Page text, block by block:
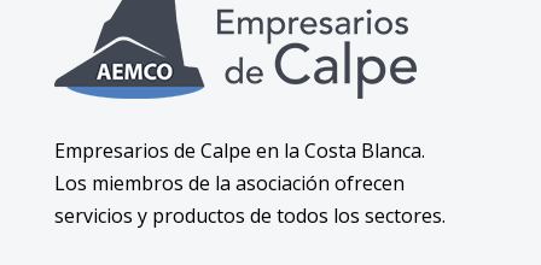
Empresarios de Calpe en la Costa Blanca.
Los miembros de la asociación ofrecen
servicios y productos de todos los sectores.